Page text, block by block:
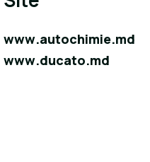
www.autochimie.md
www.ducato.md